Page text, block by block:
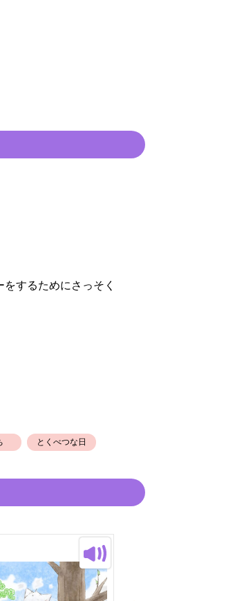
するためにさっそく
とくべつな日